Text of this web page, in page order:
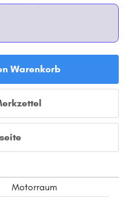
Warenkorb
Motorraum